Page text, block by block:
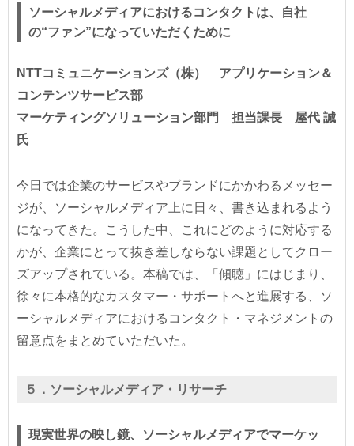
ソーシャルメディアにおけるコンタクトは、自社
の“ファン”になっていただくために
NTTコミュニケーションズ（株） アプリケーション＆
コンテンツサービス部
マーケティングソリューション部門 担当課長 屋代 誠
氏
今日では企業のサービスやブランドにかかわるメッセー
ジが、ソーシャルメディア上に日々、書き込まれるよう
になってきた。こうした中、これにどのように対応する
かが、企業にとって抜き差しならない課題としてクロー
ズアップされている。本稿では、「傾聴」にはじまり、
徐々に本格的なカスタマー・サポートへと進展する、ソ
ーシャルメディアにおけるコンタクト・マネジメントの
留意点をまとめていただいた。
５．ソーシャルメディア・リサーチ
現実世界の映し鏡、ソーシャルメディアでマーケッ